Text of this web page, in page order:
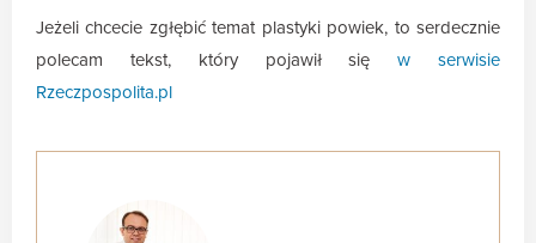
Jeżeli chcecie zgłębić temat plastyki powiek, to serdecznie
polecam tekst, który pojawił sięw serwisie
Rzeczpospolita.pl